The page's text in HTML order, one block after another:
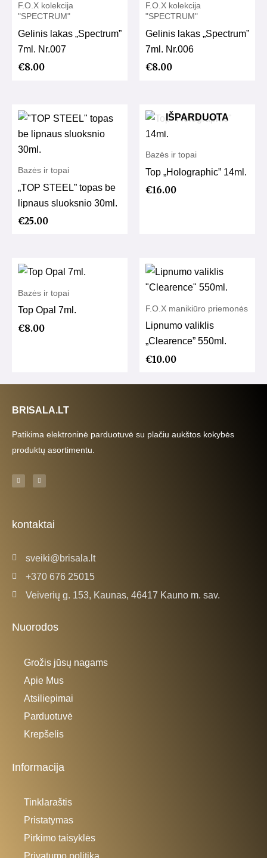
F.O.X kolekcija
"SPECTRUM"
Gelinis lakas „Spectrum”
7ml. Nr.007
€8.00
F.O.X kolekcija
"SPECTRUM"
Gelinis lakas „Spectrum”
7ml. Nr.006
€8.00
Bazės ir topai
„TOP STEEL” topas be
lipnaus sluoksnio 30ml.
€25.00
IŠPARDUOTA
Bazės ir topai
Top „Holographic” 14ml.
€16.00
Bazės ir topai
Top Opal 7ml.
€8.00
F.O.X manikiūro priemonės
Lipnumo valiklis
„Clearence” 550ml.
€10.00
BRISALA.LT
Patikima elektroninė parduotuvė su plačiu aukštos kokybės
produktų asortimentu.
F
a
c
-
f
I
n
s
m
kontaktai
sveiki@brisala.lt
+370 676 25015
Veiverių g. 153, Kaunas, 46417 Kauno m. sav.
Nuorodos
Grožis jūsų nagams
Apie Mus
Atsiliepimai
Parduotuvė
Krepšelis
Informacija
Tinklaraštis
Pristatymas
Pirkimo taisyklės
Privatumo politika